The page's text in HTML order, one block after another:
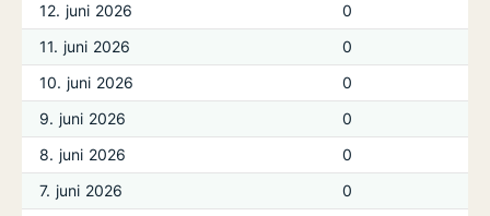
12. juni 2026
0
11. juni 2026
0
10. juni 2026
0
9. juni 2026
0
8. juni 2026
0
7. juni 2026
0